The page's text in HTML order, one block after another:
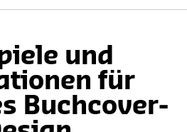
und
für
Buchcover-